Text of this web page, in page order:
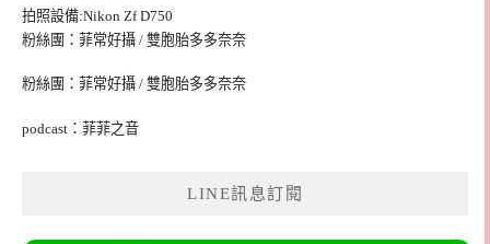
拍照設備:Nikon Zf D750
粉絲團：菲常好攝 / 雙胞胎多多奈奈
粉絲團：菲常好攝 / 雙胞胎多多奈奈
podcast：菲菲之音
LINE訊息訂閱